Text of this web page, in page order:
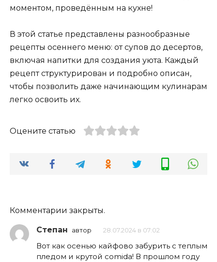
моментом, проведённым на кухне!
В этой статье представлены разнообразные
рецепты осеннего меню: от супов до десертов,
включая напитки для создания уюта. Каждый
рецепт структурирован и подробно описан,
чтобы позволить даже начинающим кулинарам
легко освоить их.
Оцените статью
Комментарии закрыты.
Степан автор 28.07.2024 в 07:02
Вот как осенью кайфово забурить с теплым
пледом и крутой comida! В прошлом году